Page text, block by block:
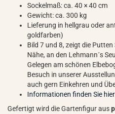
Sockelmaß: ca. 40 × 40 cm
Gewicht: ca. 300 kg
Lieferung in hellgrau oder
goldfarben)
Bild 7 und 8, zeigt die
Nähe, an den Lehmann´s
Gelegen am schönen
Besuch in unserer
auch gern Einkehren und
Informationen finden Sie
Gefertigt wird die Gartenfigur aus